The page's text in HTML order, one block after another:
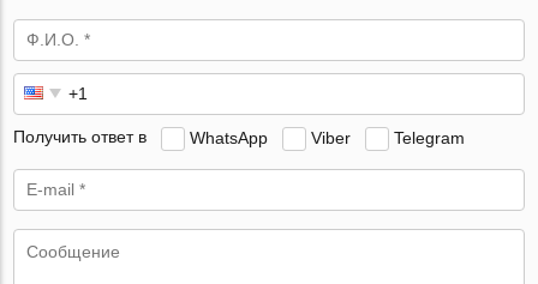
Получить ответ в WhatsApp Viber Telegram